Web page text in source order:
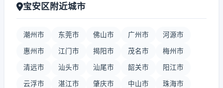
宝安区附近城市
潮州市 东莞市 佛山市 广州市 河源市
惠州市 江门市 揭阳市 茂名市 梅州市
清远市 汕头市 汕尾市 韶关市 阳江市
云浮市 湛江市 肇庆市 中山市 珠海市